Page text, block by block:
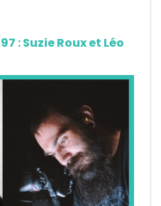
: Suzie Roux et Léo